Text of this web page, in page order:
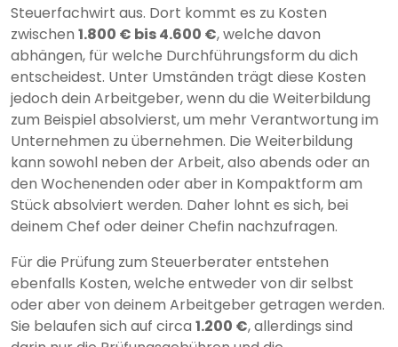
Steuerfachwirt aus. Dort kommt es zu Kosten
zwischen 1.800 € bis 4.600 €, welche davon
abhängen, für welche Durchführungsform du dich
entscheidest. Unter Umständen trägt diese Kosten
jedoch dein Arbeitgeber, wenn du die Weiterbildung
zum Beispiel absolvierst, um mehr Verantwortung im
Unternehmen zu übernehmen. Die Weiterbildung
kann sowohl neben der Arbeit, also abends oder an
den Wochenenden oder aber in Kompaktform am
Stück absolviert werden. Daher lohnt es sich, bei
deinem Chef oder deiner Chefin nachzufragen.
Für die Prüfung zum Steuerberater entstehen
ebenfalls Kosten, welche entweder von dir selbst
oder aber von deinem Arbeitgeber getragen werden.
Sie belaufen sich auf circa 1.200 €, allerdings sind